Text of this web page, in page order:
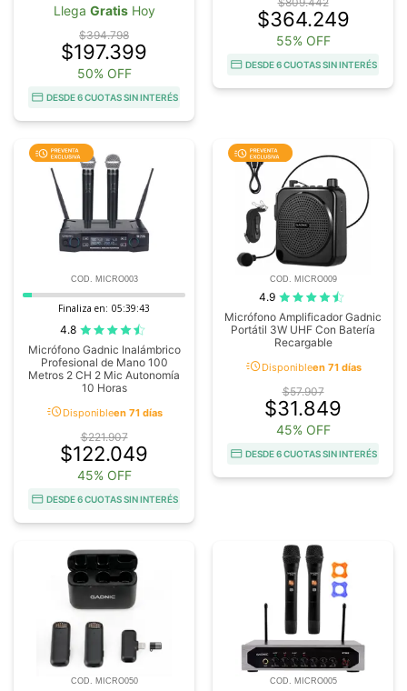
Llega GratisHoy
$394.798
$197.399
50% OFF
DESDE 6 CUOTAS SIN INTERÉS
$364.249
55% OFF
DESDE 6 CUOTAS SIN INTERÉS
COD. MICRO003
Finaliza en: 05:39:42
4.8
Micrófono Gadnic Inalámbrico
Profesional de Mano 100
Metros 2 CH 2 Mic Autonomía
10 Horas
acuteDisponibleen 71 días
$221.907
$122.049
45% OFF
DESDE 6 CUOTAS SIN INTERÉS
COD. MICRO009
4.9
Micrófono Amplificador Gadnic
Portátil 3W UHF Con Batería
Recargable
acuteDisponibleen 71 días
$57.907
$31.849
45% OFF
DESDE 6 CUOTAS SIN INTERÉS
COD. MICRO050 COD. MICRO005